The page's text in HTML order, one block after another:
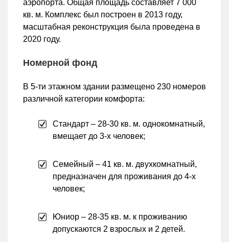
аэропорта. Общая площадь составляет 7 000
кв. м. Комплекс был построен в 2013 году,
масштабная реконструкция была проведена в
2020 году.
Номерной фонд
В 5-ти этажном здании размещено 230 номеров
различной категории комфорта:
Стандарт – 28-30 кв. м. однокомнатный,
вмещает до 3-х человек;
Семейный – 41 кв. м. двухкомнатный,
предназначен для проживания до 4-х
человек;
Юниор – 28-35 кв. м. к проживанию
допускаются 2 взрослых и 2 детей.